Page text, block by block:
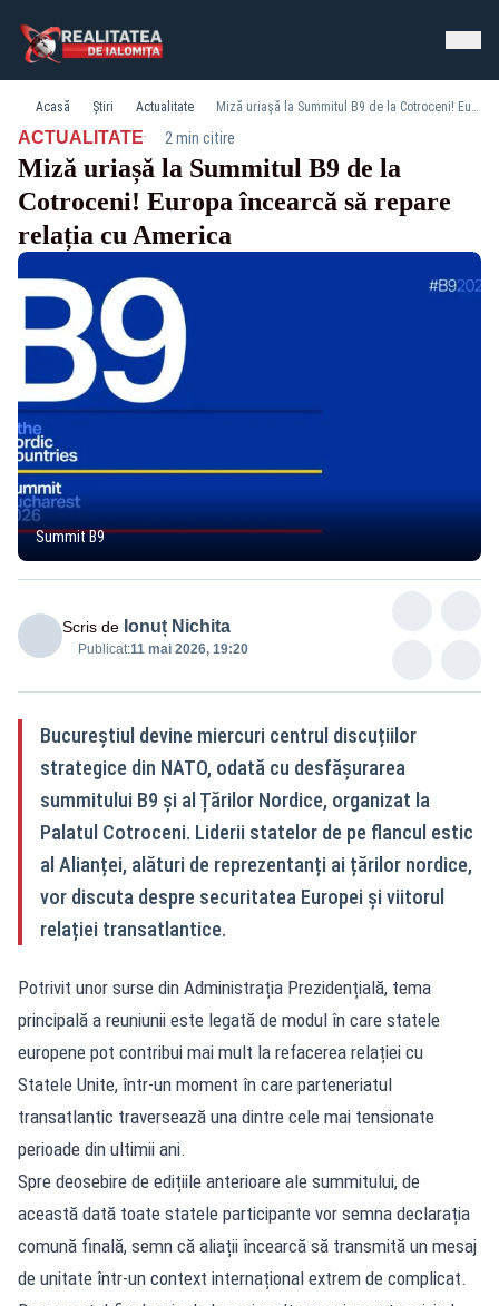
Acasă Știri Actualitate Miză uriașă la Summitul B9 de la Cotroceni! Europa încearcă să repare relația cu America
ACTUALITATE· 2 min citire
Miză uriașă la Summitul B9 de la
Cotroceni! Europa încearcă să repare
relația cu America
Summit B9
Scris de Ionuț Nichita
Publicat:11 mai 2026, 19:20
Bucureștiul devine miercuri centrul discuțiilor
strategice din NATO, odată cu desfășurarea
summitului B9 și al Țărilor Nordice, organizat la
Palatul Cotroceni. Liderii statelor de pe flancul estic
al Alianței, alături de reprezentanți ai țărilor nordice,
vor discuta despre securitatea Europei și viitorul
relației transatlantice.
Potrivit unor surse din Administrația Prezidențială, tema
principală a reuniunii este legată de modul în care statele
europene pot contribui mai mult la refacerea relației cu
Statele Unite, într-un moment în care parteneriatul
transatlantic traversează una dintre cele mai tensionate
perioade din ultimii ani.
Spre deosebire de edițiile anterioare ale summitului, de
această dată toate statele participante vor semna declarația
comună finală, semn că aliații încearcă să transmită un mesaj
de unitate într-un context internațional extrem de complicat.